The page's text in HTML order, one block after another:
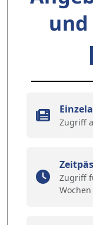
Zugriff
Zugriff